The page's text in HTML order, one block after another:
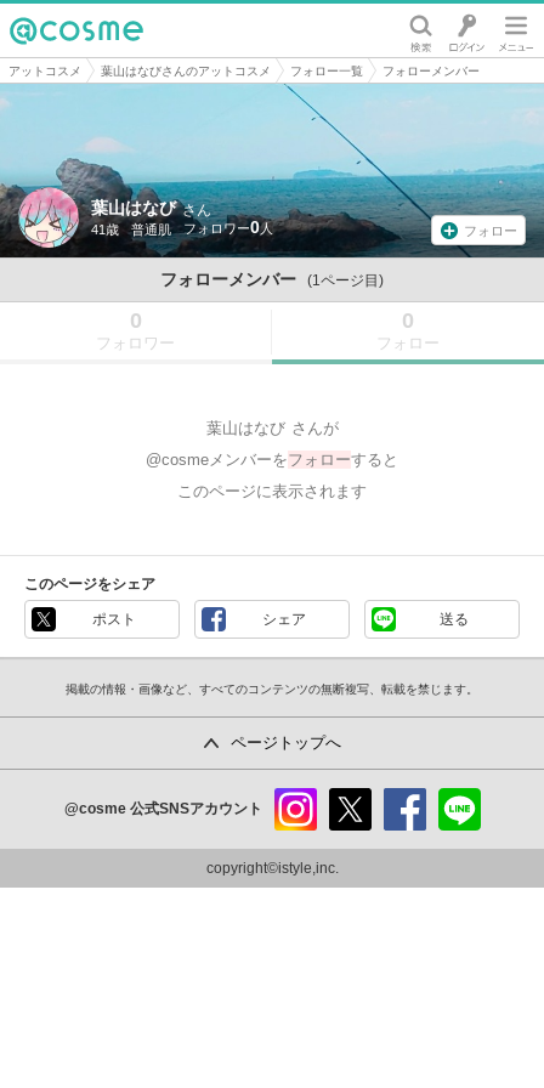
@cosme
アットコスメ 葉山はなびさんのアットコスメ フォロー一覧 フォローメンバー
葉山はなび さん
41歳 普通肌 0 フォロー
フォローメンバー (1ページ目)
0
フォロワー
0
フォロー
葉山はなび さんが
@cosmeメンバーをフォローすると
このページに表示されます
このページをシェア
ポスト シェア 送る
掲載の情報・画像など、すべてのコンテンツの無断複写、転載を禁じます。
ページトップへ
@cosme 公式SNSアカウント
ram
copyright©istyle,inc.